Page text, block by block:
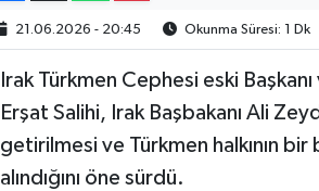
21.06.2026 - 20:45 Okunma Süresi: 1 Dk
Irak Türkmen Cephesi eski
Erşat Salihi, Irak Başbakanı Ali
getirilmesi ve Türkmen halkının
alındığını öne sürdü.